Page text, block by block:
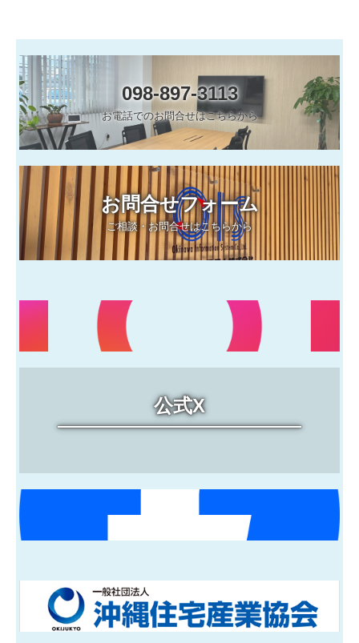
098-897-3113
お電話でのお問合せはこちらから
お問合せフォーム
ご相談・お問合せはこちらから
公式X